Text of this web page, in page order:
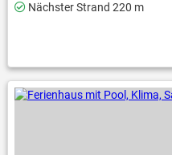
Nächster Strand 220 m